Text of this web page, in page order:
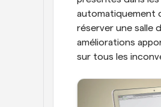
automatiquement
réserver une salle
améliorations
sur tous les